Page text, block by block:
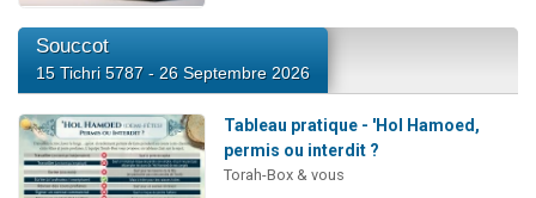
Souccot
15 Tichri 5787 - 26 Septembre 2026
Tableau pratique - 'Hol Hamoed,
permis ou interdit ?
Torah-Box & vous